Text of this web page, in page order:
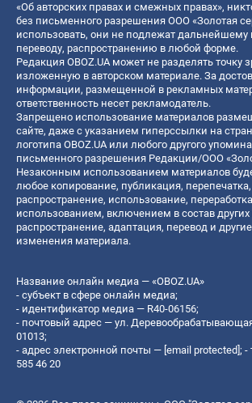
«Об авторских правах и смежных правах»,
без письменного разрешения ООО «Золотая
использовать, они не подлежат дальнейшему
переводу, распространению в любой форме.
Редакция OBOZ.UA может не разделять точку
изложенную в авторском материале. За
информации, размещенной в рекламных
ответственность несет рекламодатель.
Запрещено использование материалов
сайте, даже с указанием гиперссылки на
логотипа OBOZ.UA или любого другого
письменного разрешения Редакции/ООО
Незаконным использованием материалов
любое копирование, публикация,
распространение, использование,
использованием, включением в состав других
распространение, адаптация, перевод и
изменения материала.
Название онлайн медиа — «OBOZ.UA»
- субъект в сфере онлайн медиа;
- идентификатор медиа — R40-06156;
- почтовый адрес — ул.
01013;
- адрес электронной почты — [email protected]; -
585 46 20